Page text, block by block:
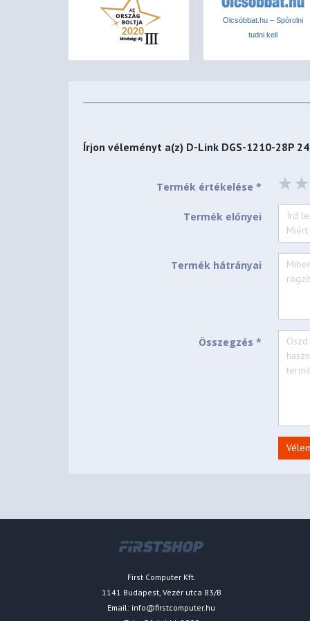
Olcsóbbat.hu – Spórolni
tudni kell
Írjon véleményt a(z) D-Link DGS-1210-28P
Termék értékelése *
Termék előnyei
Termék hátrányai
Összegzés *
First Computer Kft.
1141 Budapest, Vezér utca 83/B
Email: info@firstcomputer.hu